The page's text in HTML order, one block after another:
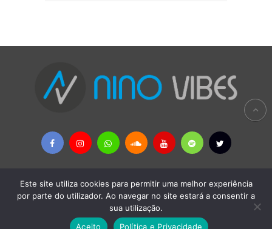
Copyright © 2026Nino Vibes - MÚSICAS AFRICANAS & PALOP
Remoção de Conteúdos
-
Termos e Condições
Este site utiliza cookies para permitir uma melhor experiência
por parte do utilizador. Ao navegar no site estará a consentir a
sua utilização.
Aceito
Política e Privacidade